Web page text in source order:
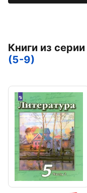
Книги из серии
(5-9)